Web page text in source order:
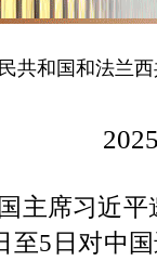
共和国和法兰
主席习近
至5日对中